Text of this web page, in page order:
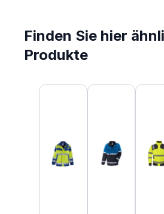
Finden Sie hier
Produkte
Produktgalerie überspringen